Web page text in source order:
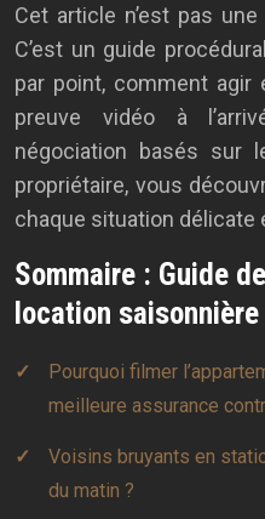
Cet article n’est pas
C’est un guide
par point, comment agir
preuve vidéo à
négociation basés sur
propriétaire, vous
chaque situation délicate
Sommaire : Guide
location saisonnière
Pourquoi filmer
meilleure assurance
Voisins bruyants en
du matin ?